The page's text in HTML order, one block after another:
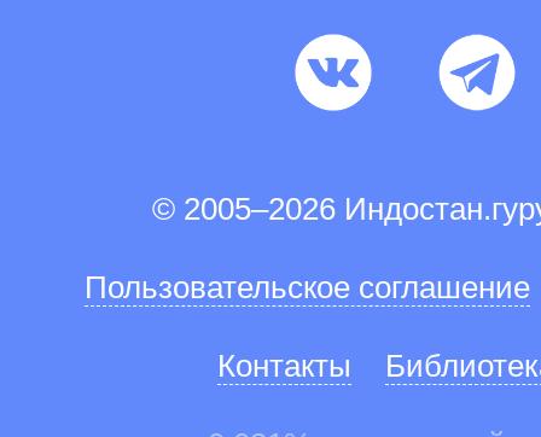
© 2005–2026
Пользовательское соглашение
Контакты